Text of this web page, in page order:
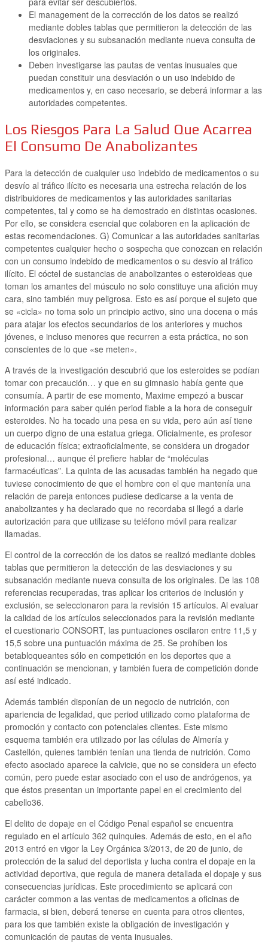
El management de la corrección de los datos se realizó
mediante dobles tablas que permitieron la detección de las
desviaciones y su subsanación mediante nueva consulta de
los originales.
Deben investigarse las pautas de ventas inusuales que
puedan constituir una desviación o un uso indebido de
medicamentos y, en caso necesario, se deberá informar a las
autoridades competentes.
Los Riesgos Para La Salud Que Acarrea
El Consumo De Anabolizantes
Para la detección de cualquier uso indebido de medicamentos o su
desvío al tráfico ilícito es necesaria una estrecha relación de los
distribuidores de medicamentos y las autoridades sanitarias
competentes, tal y como se ha demostrado en distintas ocasiones.
Por ello, se considera esencial que colaboren en la aplicación de
estas recomendaciones. G) Comunicar a las autoridades sanitarias
competentes cualquier hecho o sospecha que conozcan en relación
con un consumo indebido de medicamentos o su desvío al tráfico
ilícito. El cóctel de sustancias de anabolizantes o esteroideas que
toman los amantes del músculo no solo constituye una afición muy
cara, sino también muy peligrosa. Esto es así porque el sujeto que
se «cicla» no toma solo un principio activo, sino una docena o más
para atajar los efectos secundarios de los anteriores y muchos
jóvenes, e incluso menores que recurren a esta práctica, no son
conscientes de lo que «se meten».
A través de la investigación descubrió que los esteroides se podían
tomar con precaución… y que en su gimnasio había gente que
consumía. A partir de ese momento, Maxime empezó a buscar
información para saber quién period fiable a la hora de conseguir
esteroides. No ha tocado una pesa en su vida, pero aún así tiene
un cuerpo digno de una estatua griega. Oficialmente, es profesor
de educación física; extraoficialmente, se considera un drogador
profesional… aunque él prefiere hablar de “moléculas
farmacéuticas”. La quinta de las acusadas también ha negado que
tuviese conocimiento de que el hombre con el que mantenía una
relación de pareja entonces pudiese dedicarse a la venta de
anabolizantes y ha declarado que no recordaba si llegó a darle
autorización para que utilizase su teléfono móvil para realizar
llamadas.
El control de la corrección de los datos se realizó mediante dobles
tablas que permitieron la detección de las desviaciones y su
subsanación mediante nueva consulta de los originales. De las 108
referencias recuperadas, tras aplicar los criterios de inclusión y
exclusión, se seleccionaron para la revisión 15 artículos. Al evaluar
la calidad de los artículos seleccionados para la revisión mediante
el cuestionario CONSORT, las puntuaciones oscilaron entre 11,5 y
15,5 sobre una puntuación máxima de 25. Se prohíben los
betabloqueantes sólo en competición en los deportes que a
continuación se mencionan, y también fuera de competición donde
así esté indicado.
Además también disponían de un negocio de nutrición, con
apariencia de legalidad, que period utilizado como plataforma de
promoción y contacto con potenciales clientes. Este mismo
esquema también era utilizado por las células de Almería y
Castellón, quienes también tenían una tienda de nutrición. Como
efecto asociado aparece la calvicie, que no se considera un efecto
común, pero puede estar asociado con el uso de andrógenos, ya
que éstos presentan un importante papel en el crecimiento del
cabello36.
El delito de dopaje en el Código Penal español se encuentra
regulado en el artículo 362 quinquies. Además de esto, en el año
2013 entró en vigor la Ley Orgánica 3/2013, de 20 de junio, de
protección de la salud del deportista y lucha contra el dopaje en la
actividad deportiva, que regula de manera detallada el dopaje y sus
consecuencias jurídicas. Este procedimiento se aplicará con
carácter common a las ventas de medicamentos a oficinas de
farmacia, si bien, deberá tenerse en cuenta para otros clientes,
para los que también existe la obligación de investigación y
comunicación de pautas de venta inusuales.